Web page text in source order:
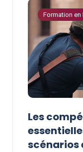
Formation en
Les
scénarios